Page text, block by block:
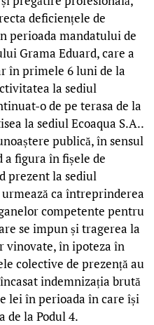
deficiențele de
perioada mandatului de
Grama Eduard, care a
în primele 6 luni de la
la sediul
o de pe terasa de la
la sediul Ecoaqua S.A..
publică, în sensul
a figura în fișele de
prezent la sediul
ca întreprinderea
competente pentru
se impun și tragerea la
vinovate, în ipoteza în
colective de prezență au
indemnizația brută
lei în perioada în care își
de la Podul 4.